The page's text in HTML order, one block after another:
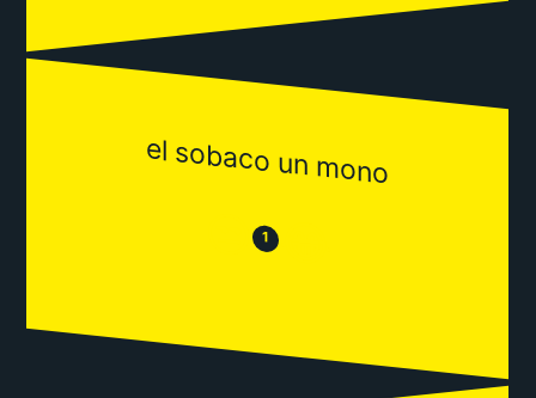
el sobaco un mono
😒 1 😂